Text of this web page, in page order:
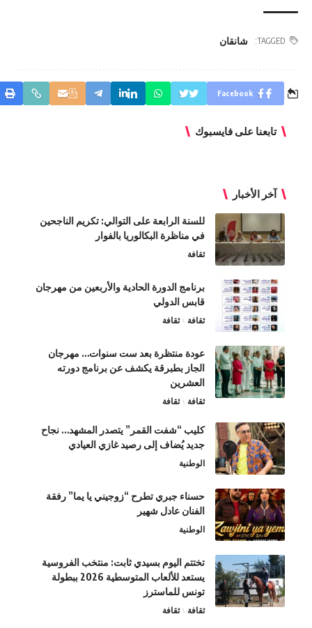
TAGGED: شانقان
Facebook
تابعنا على فايسبوك
آخر الأخبار
للسنة الرابعة على التوالي: تكريم الناجحين
في مناظرة البكالوريا بالفوار
ثقافة
برنامج الدورة الحادية والأربعين من مهرجان
قابس الدولي
ثقافة ثقافة
عودة منتظرة بعد ست سنوات… مهرجان
الجاز بطبرقة يكشف عن برنامج دورته
العشرين
ثقافة ثقافة
كليب “شفت القمر” يتصدر المشهد… نجاح
جديد يُضاف إلى رصيد غازي العيادي
الوطنية
حسناء جبري تطرح “زوجيني يا يما” رفقة
الفنان عادل شهير
الوطنية
تختتم اليوم بسيدي ثابت: منتخب الفروسية
يستعد للألعاب المتوسطية 2026 ببطولة
تونس للماسترز
ثقافة ثقافة